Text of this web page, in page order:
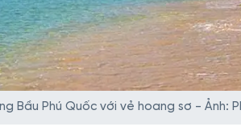
Bầu Phú Quốc với vẻ hoang sơ - Ảnh: